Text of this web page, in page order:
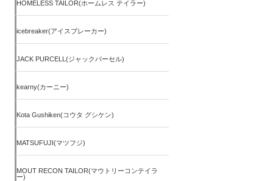
HOMELESS TAILOR(ホームレス テイラー)
icebreaker(アイスブレーカー)
JACK PURCELL(ジャックパーセル)
kearny(カーニー)
Kota Gushiken(コウタ グシケン)
MATSUFUJI(マツフジ)
MOUT RECON TAILOR(マウトリーコンテイラ
ー)